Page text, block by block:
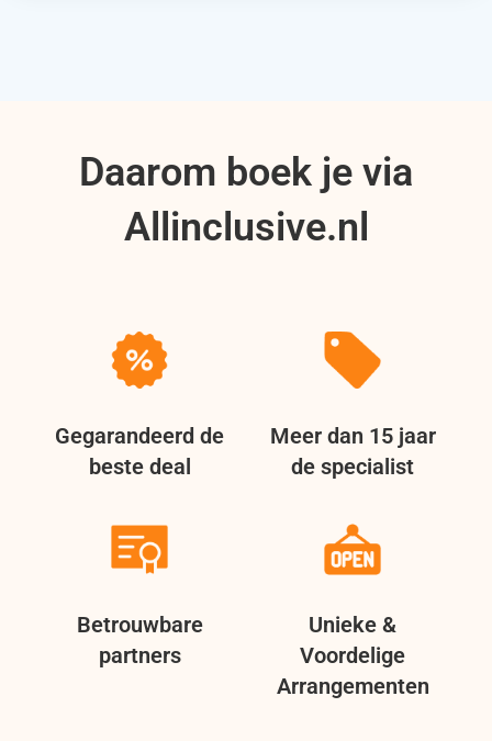
Daarom boek je via
Allinclusive.nl
Gegarandeerd de
beste deal
Meer dan 15 jaar
de specialist
Betrouwbare
partners
Unieke &
Voordelige
Arrangementen